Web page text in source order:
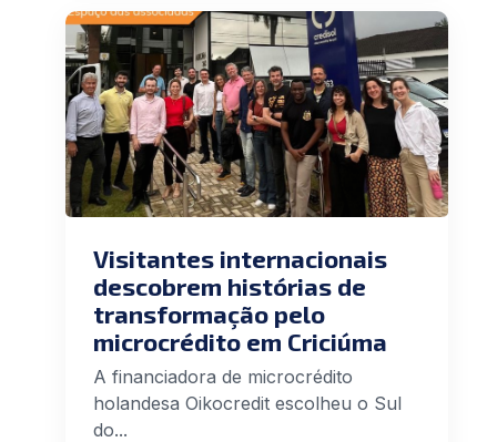
Visitantes internacionais
descobrem histórias de
transformação pelo
microcrédito em Criciúma
A financiadora de microcrédito
holandesa Oikocredit escolheu o Sul
do...